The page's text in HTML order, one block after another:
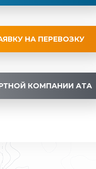
НА ПЕРЕВОЗКУ
КОМПАНИИ АТА